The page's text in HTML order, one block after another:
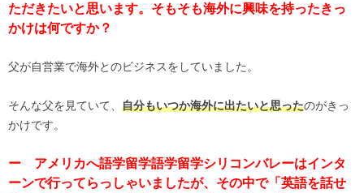
ただきたいと思います。そもそも海外に興味を持ったきっ
かけは何ですか？
父が自営業で海外とのビジネスをしていました。
そんな父を見ていて、 自分もいつか海外に出たいと思ったのがきっ
かけです。
ー アメリカへ語学留学語学留学シリコンバレーはインタ
ーンで行ってらっしゃいましたが、その中で「英語を話せ